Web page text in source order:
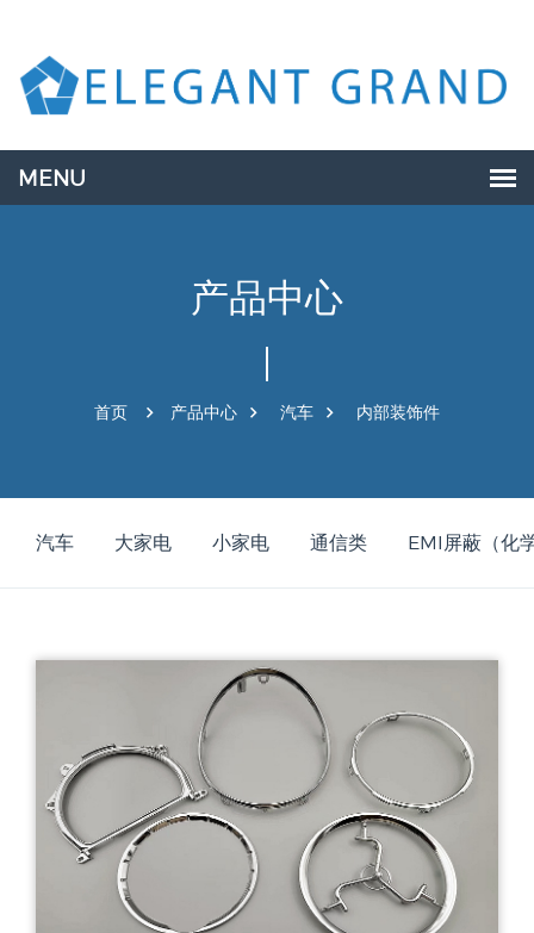
产品中心
首页 产品中心 汽车 内部装饰件
汽车 大家电 小家电 通信类 EMI屏蔽（化